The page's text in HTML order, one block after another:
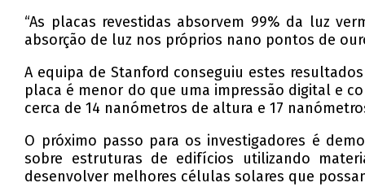
“As placas revestidas absorvem 99% da luz
absorção de luz nos próprios nano pontos de
A equipa de Stanford conseguiu estes
placa é menor do que uma impressão digital e
cerca de 14 nanómetros de altura e 17
O próximo passo para os investigadores é
sobre estruturas de edifícios utilizando
desenvolver melhores células solares que